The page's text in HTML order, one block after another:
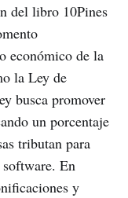
del libro 10Pines
económico de la
la Ley de
busca promover
un porcentaje
tributan para
software. En
y